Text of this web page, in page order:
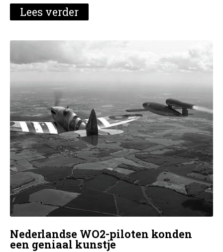
Lees verder
Nederlandse WO2-piloten konden
een geniaal kunstje